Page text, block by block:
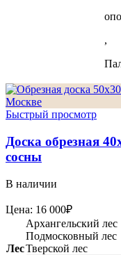
,
Быстрый просмотр
Доска обрезная
сосны
В наличии
Цена: 16 000₽
Лес
Архангельский лес
Подмосковный лес
Тверской лес